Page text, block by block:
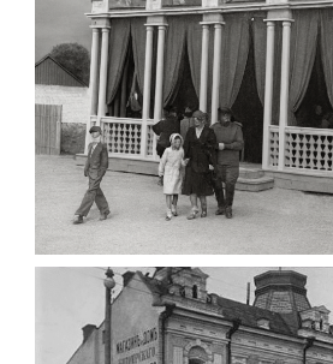
Leave
ПАВІЛЬЙОН МОРОЗИВА
Фото
1960)
Leave